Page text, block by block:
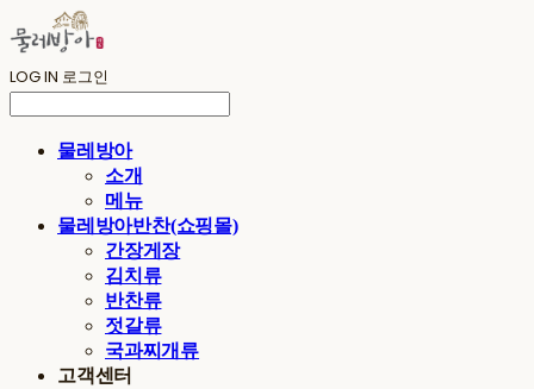
LOG IN 로그인
물레방아
소개
메뉴
물레방아반찬(쇼핑몰)
간장게장
김치류
반찬류
젓갈류
국과찌개류
고객센터